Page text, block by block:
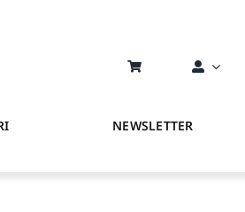
NEWSLETTER